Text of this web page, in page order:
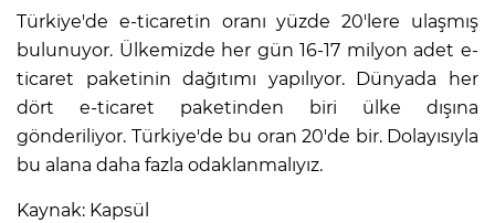
Türkiye'de e-ticaretin oranı yüzde 20'lere ulaşmış
bulunuyor. Ülkemizde her gün 16-17 milyon adet e-
ticaret paketinin dağıtımı yapılıyor. Dünyada her
dört e-ticaret paketinden biri ülke dışına
gönderiliyor. Türkiye'de bu oran 20'de bir. Dolayısıyla
bu alana daha fazla odaklanmalıyız.
Kaynak: Kapsül